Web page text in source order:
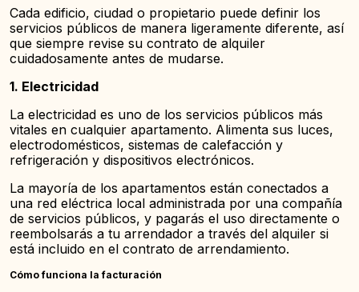
Cada edificio, ciudad o propietario puede definir los
servicios públicos de manera ligeramente diferente, así
que siempre revise su contrato de alquiler
cuidadosamente antes de mudarse.
1. Electricidad
La electricidad es uno de los servicios públicos más
vitales en cualquier apartamento. Alimenta sus luces,
electrodomésticos, sistemas de calefacción y
refrigeración y dispositivos electrónicos.
La mayoría de los apartamentos están conectados a
una red eléctrica local administrada por una compañía
de servicios públicos, y pagarás el uso directamente o
reembolsarás a tu arrendador a través del alquiler si
está incluido en el contrato de arrendamiento.
Cómo funciona la facturación